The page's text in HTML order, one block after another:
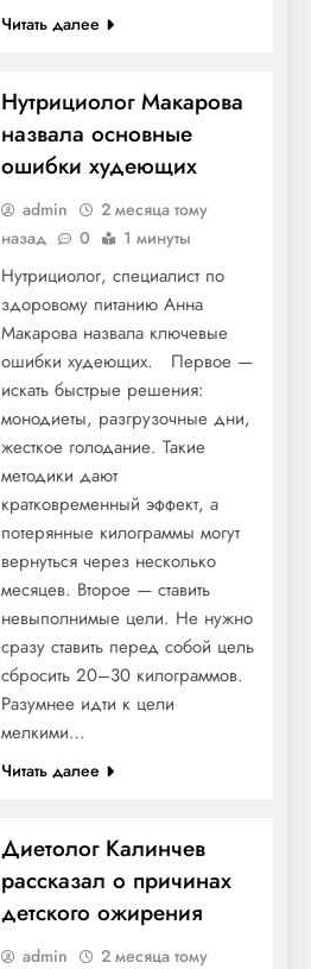
Читать далее
Нутрициолог Макарова
назвала основные
ошибки худеющих
admin
2 месяца тому
назад
0 1 минуты
Нутрициолог, специалист по
здоровому питанию Анна
Макарова назвала ключевые
ошибки худеющих. Первое —
искать быстрые решения:
монодиеты, разгрузочные дни,
жесткое голодание. Такие
методики дают
кратковременный эффект, а
потерянные килограммы могут
вернуться через несколько
месяцев. Второе — ставить
невыполнимые цели. Не нужно
сразу ставить перед собой цель
сбросить 20–30 килограммов.
Разумнее идти к цели
мелкими…
Читать далее
Диетолог Калинчев
рассказал о причинах
детского ожирения
admin 2 месяца тому